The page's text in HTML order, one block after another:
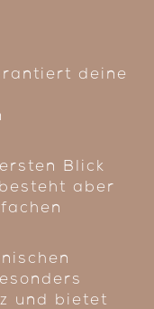
deine
Blick
aber
und bietet